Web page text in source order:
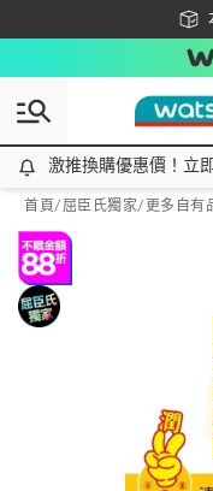
激推換購優惠價！立即點
激推換購優惠價！立
首頁/ 屈臣氏獨家/ 更多自有